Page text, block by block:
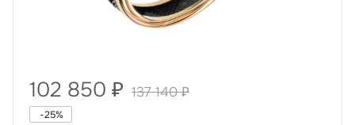
102 850 ₽ 137 140₽
-25%